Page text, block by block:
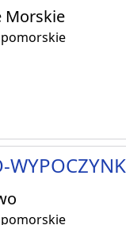
Morskie